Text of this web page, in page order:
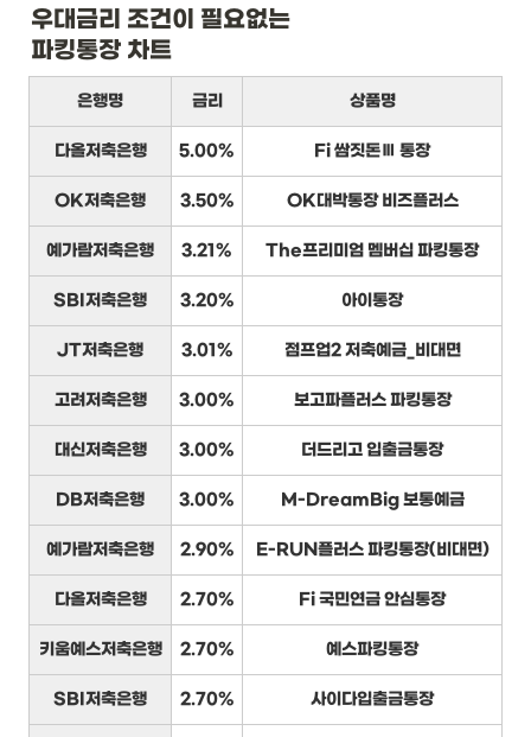
우대금리 조건이 필요없는
파킹통장 차트
은행명 금리 상품명
다올저축은행 5.00% Fi 쌈짓돈Ⅲ 통장
OK저축은행 3.50% OK대박통장 비즈플러스
예가람저축은행 3.21% The프리미엄 멤버십 파킹통장
SBI저축은행 3.20% 아이통장
JT저축은행 3.01% 점프업2 저축예금_비대면
고려저축은행 3.00% 보고파플러스 파킹통장
대신저축은행 3.00% 더드리고 입출금통장
DB저축은행 3.00% M-DreamBig 보통예금
예가람저축은행 2.90% E-RUN플러스 파킹통장(비대면)
다올저축은행 2.70% Fi 국민연금 안심통장
키움예스저축은행 2.70% 예스파킹통장
SBI저축은행 2.70% 사이다입출금통장